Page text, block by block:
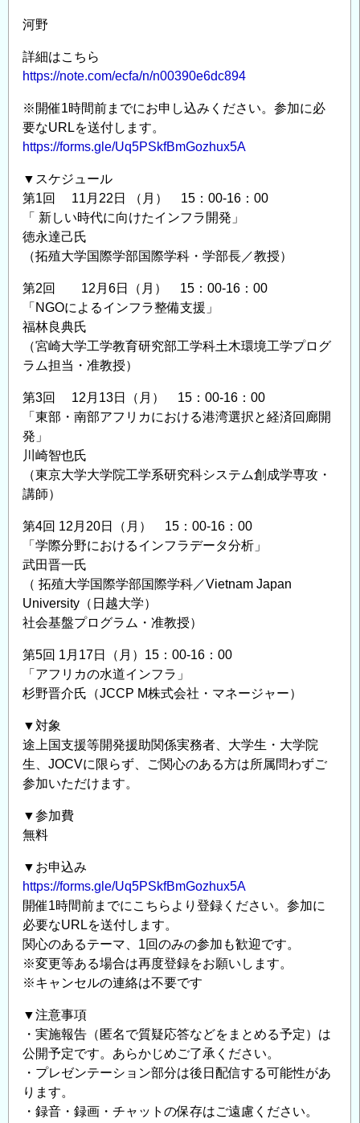
ィ
グ
企
業
業
界
明
セ
ミ
ナ
ー
＆
座
談
会
の
河野
詳細はこちら
https://note.com/ecfa/n/n00390e6dc894
※開催1時間前までにお申し込みください。参加に必
要なURLを送付します。
https://forms.gle/Uq5PSkfBmGozhux5A
▼スケジュール
第1回 11月22日 （月） 15：00‐16：00
「 新しい時代に向けたインフラ開発」
徳永達己氏
（拓殖大学国際学部国際学科・学部長／教授）
第2回 12月6日（月） 15：00‐16：00
「NGOによるインフラ整備支援」
福林良典氏
（宮崎大学工学教育研究部工学科土木環境工学プログ
ラム担当・准教授）
第3回 12月13日（月） 15：00‐16：00
「東部・南部アフリカにおける港湾選択と経済回廊開
発」
川崎智也氏
（東京大学大学院工学系研究科システム創成学専攻・
講師）
第4回 12月20日（月） 15：00‐16：00
「学際分野におけるインフラデータ分析」
武田晋一氏
（ 拓殖大学国際学部国際学科／Vietnam Japan
University（日越大学）
社会基盤プログラム・准教授）
第5回 1月17日（月）15：00‐16：00
「アフリカの水道インフラ」
杉野晋介氏（JCCP M株式会社・マネージャー）
▼対象
途上国支援等開発援助関係実務者、大学生・大学院
生、JOCVに限らず、ご関心のある方は所属問わずご
参加いただけます。
▼参加費
無料
▼お申込み
https://forms.gle/Uq5PSkfBmGozhux5A
開催1時間前までにこちらより登録ください。参加に
必要なURLを送付します。
関心のあるテーマ、1回のみの参加も歓迎です。
※変更等ある場合は再度登録をお願いします。
※キャンセルの連絡は不要です
▼注意事項
・実施報告（匿名で質疑応答などをまとめる予定）は
公開予定です。あらかじめご了承ください。
・プレゼンテーション部分は後日配信する可能性があ
ります。
・録音・録画・チャットの保存はご遠慮ください。